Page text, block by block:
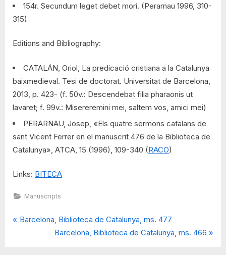
154r. Secundum leget debet mori. (Perarnau 1996, 310-
315)
Editions and Bibliography:
CATALÁN, Oriol, La predicació cristiana a la Catalunya
baixmedieval. Tesi de doctorat. Universitat de Barcelona,
2013, p. 423- (f. 50v.: Descendebat filia pharaonis ut
lavaret; f. 99v.: Misereremini mei, saltem vos, amici mei)
PERARNAU, Josep, «Els quatre sermons catalans de
sant Vicent Ferrer en el manuscrit 476 de la Biblioteca de
Catalunya», ATCA, 15 (1996), 109-340 (RACO)
Links: BITECA
Manuscripts
Post
P
Barcelona, Biblioteca de Catalunya, ms. 477
N
Barcelona, Biblioteca de Catalunya, ms. 466